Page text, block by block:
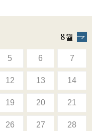
8월
5 6 7
12 13 14
19 20 21
26 27 28